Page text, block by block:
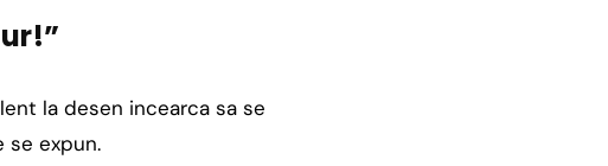
la desen incearca sa se
se expun.